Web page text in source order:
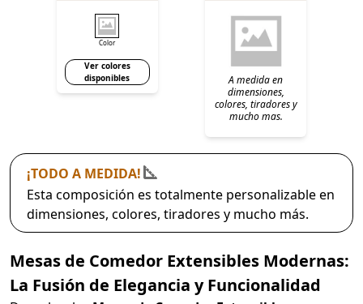
Color
Ver colores
disponibles
A medida en
dimensiones,
colores, tiradores y
mucho mas.
¡TODO A MEDIDA!
Esta composición es totalmente personalizable en
dimensiones, colores, tiradores y mucho más.
Mesas de Comedor Extensibles Modernas:
La Fusión de Elegancia y Funcionalidad